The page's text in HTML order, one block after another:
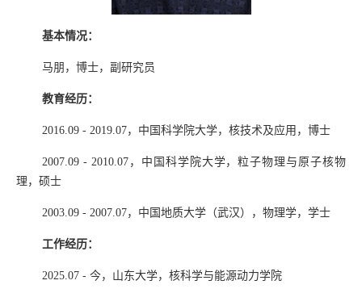
基本情况：
马朋，博士，副研究员
教育经历：
2016.09 - 2019.07，中国科学院大学，核技术及应用，博士
2007.09 - 2010.07，中国科学院大学，粒子物理与原子核物
理，硕士
2003.09 - 2007.07，中国地质大学（武汉），物理学，学士
工作经历：
2025.07 - 今，山东大学，核科学与能源动力学院